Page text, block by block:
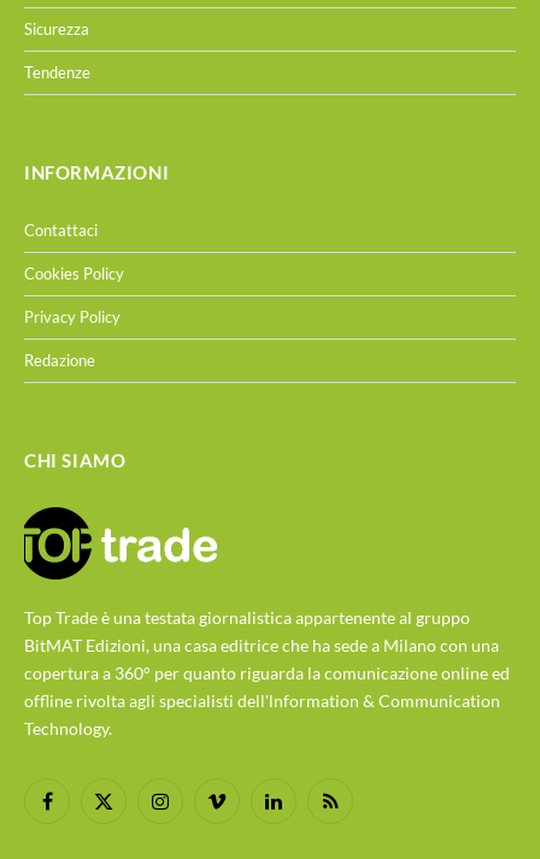
Sicurezza
Tendenze
INFORMAZIONI
Contattaci
Cookies Policy
Privacy Policy
Redazione
CHI SIAMO
Top Trade è una testata giornalistica appartenente al gruppo
BitMAT Edizioni, una casa editrice che ha sede a Milano con una
copertura a 360° per quanto riguarda la comunicazione online ed
offline rivolta agli specialisti dell'lnformation & Communication
Technology.
Facebook
X
InstagramVimeo LinkedInRSS